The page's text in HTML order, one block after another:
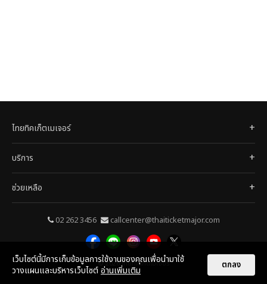
ไทยทิคเก็ตเมเจอร์
บริการ
ช่วยเหลือ
02 262 3456 callcenter@thaiticketmajor.com
© 2026ไทยทิคเก็ตเมเจอร์
เว็บไซต์นี้มีการเก็บข้อมูลการใช้งานของคุณเพื่อนำมาใช้
วางแผนและบริหารเว็บไซต์อ่านเพิ่มเติม ตกลง